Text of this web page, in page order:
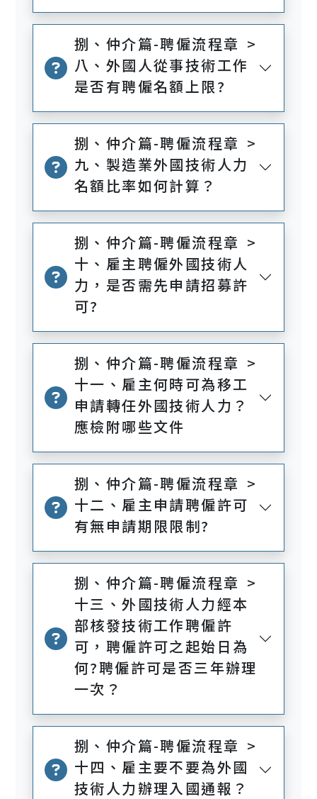
捌、仲介篇-聘僱流程章 >
八、外國人從事技術工作
是否有聘僱名額上限?
捌、仲介篇-聘僱流程章 >
九、製造業外國技術人力
名額比率如何計算？
捌、仲介篇-聘僱流程章 >
十、雇主聘僱外國技術人
力，是否需先申請招募許
可?
捌、仲介篇-聘僱流程章 >
十一、雇主何時可為移工
申請轉任外國技術人力？
應檢附哪些文件
捌、仲介篇-聘僱流程章 >
十二、雇主申請聘僱許可
有無申請期限限制?
捌、仲介篇-聘僱流程章 >
十三、外國技術人力經本
部核發技術工作聘僱許
可，聘僱許可之起始日為
何?聘僱許可是否三年辦理
一次？
捌、仲介篇-聘僱流程章 >
十四、雇主要不要為外國
技術人力辦理入國通報？